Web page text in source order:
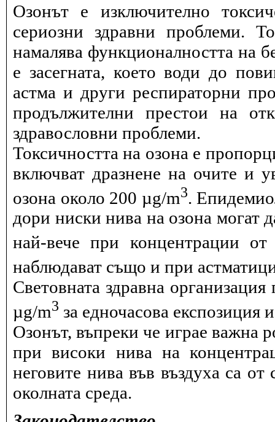
Озонът е изключително
сериозни здравни проблеми.
намалява функционалността на
е засегната, което води до
астма и други респираторни
продължителни престои на
здравословни проблеми.
Токсичността на озона е
включват дразнене на очите и
озона около 200 µg/m3.
дори ниски нива на озона могат
най-вече при концентрации
наблюдават също и при
Световната здравна
µg/m3 за едночасова експозиция
Озонът, въпреки че играе важна
при високи нива на
неговите нива във въздуха са от
околната среда.